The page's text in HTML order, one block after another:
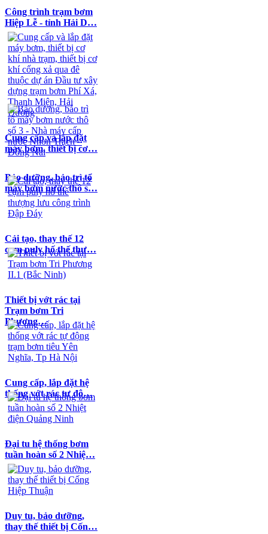
Công trình trạm bơm
Hiệp Lễ - tỉnh Hải D…
Cung cấp và lắp đặt
máy bơm, thiết bị cơ…
Bảo dưỡng, bảo trì tổ
máy bơm nước thô s…
Cải tạo, thay thế 12
cụm puly hố thế thư…
Thiết bị vớt rác tại
Trạm bơm Tri
Phương…
Cung cấp, lắp đặt hệ
thống vớt rác tự độ…
Đại tu hệ thống bơm
tuần hoàn số 2 Nhiệ…
Duy tu, bảo dưỡng,
thay thế thiết bị Cốn…